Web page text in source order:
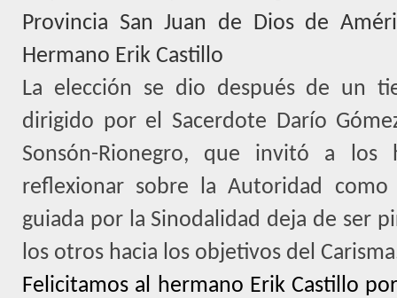
Provincia San Juan de Dios de
Hermano Erik Castillo
La elección se dio después de un
dirigido por el Sacerdote Darío
Sonsón-Rionegro, que invitó a los
reflexionar sobre la Autoridad
guiada por la Sinodalidad deja de ser
los otros hacia los objetivos del
Felicitamos al hermano Erik Castillo